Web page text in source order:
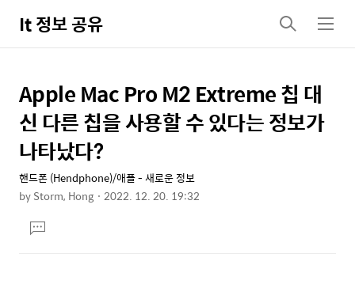
It 정보 공유
검
색
메
뉴
상
세
컨
텐
츠
본
문
제
목
Apple Mac Pro M2 Extreme 칩 대
신 다른 칩을 사용할 수 있다는 정보가
나타났다?
핸드폰 (Hendphone)/애플 - 새로운 정보
byStorm, Hong 2022. 12. 20. 19:32
문댓
글